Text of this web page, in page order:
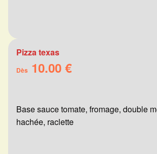
Pizza texas
Dès 10.00 €
Base sauce tomate, fromage, double
hachée, raclette